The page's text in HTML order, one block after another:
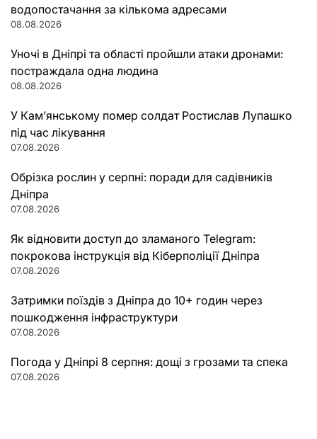
водопостачання за кількома адресами
08.08.2026
Уночі в Дніпрі та області пройшли атаки дронами:
постраждала одна людина
08.08.2026
У Кам’янському помер солдат Ростислав Лупашко
під час лікування
07.08.2026
Обрізка рослин у серпні: поради для садівників
Дніпра
07.08.2026
Як відновити доступ до зламаного Telegram:
покрокова інструкція від Кіберполіції Дніпра
07.08.2026
Затримки поїздів з Дніпра до 10+ годин через
пошкодження інфраструктури
07.08.2026
Погода у Дніпрі 8 серпня: дощі з грозами та спека
07.08.2026